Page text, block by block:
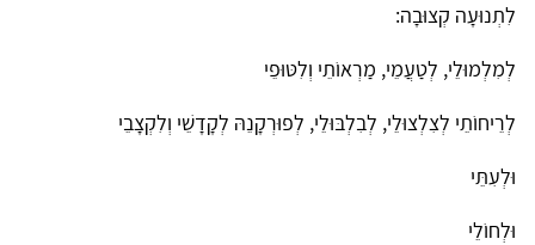
לִתְנוּעָה קְצוּבָה:
לְמִלְמוּלֵי, לְטַעֲמֵי, מַרְאוֹתֵי וְלִטּוּפֵי
לְרֵיחוֹתֵי לְצִלְצוּלֵי, לְבִלְבּוּלֵי, לְפוּרְקָנֵהּ לְקָדָשֵׁי וְלִקְצָבֵי
וּלְעִתֵּי
וּלְחוֹלֵי